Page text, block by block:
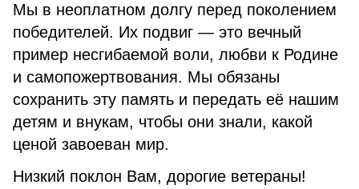
Мы в неоплатном долгу перед поколением
победителей. Их подвиг — это вечный
пример несгибаемой воли, любви к Родине
и самопожертвования. Мы обязаны
сохранить эту память и передать её нашим
детям и внукам, чтобы они знали, какой
ценой завоеван мир.
Низкий поклон Вам, дорогие ветераны!